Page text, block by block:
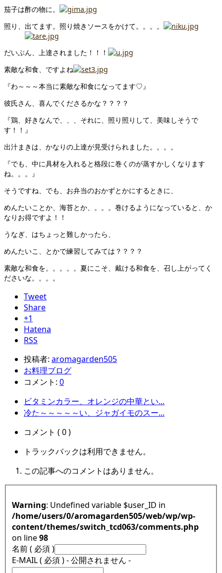
茄子は酢の物に。
照り、出てます。照り焼きソースをかけて。。。。
だいぶん、上達されました！！！
素敵な和食、ですよね
『わ～～～本当に素敵な和食になってます♡』
彼氏さん、喜んでくださるかな？？？？
『鶏、好きなんで、、、それに、照り照りして、美味しそうで
す！！』
出汁まきは、かなりの上達が見受けられました。。。。
『でも、中に具材を入れると格段に巻くのが蒸すかしくなります
ね。。。』
そうですね、でも、お弁当のおかずとかにするときに、
めんたいことか、海苔とか、。。。巻けるようになっていると、か
なりお得ですよ！！
うなぎ、はちょっと難しかったら、
めんたいこ、とかで練習してみては？？？？
素敵な和食を。。。。。夏にこそ、戴ける和食を、召し上がってく
ださいな。。。。
Tweet
Share
+1
Hatena
RSS
投稿者: aromagarden505
お料理ブログ
コメント: 0
ビタミンカラー、オレンジの中華とい...
冷た～～～～～い、ジャガイモのスー...
コメント ( 0 )
トラックバックは利用できません。
この記事へのコメントはありません。
Warning : Undefined variable $user_ID in
/home/users/0/aromagarden505/web/wp/wp-
content/themes/switch_tcd063/comments.php
on line98
名前 ( 必須 )
E-MAIL ( 必須 ) - 公開されません -